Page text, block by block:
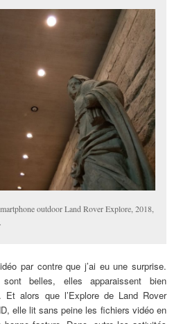
outdoor Land Rover Explore, 2018,
par contre que j’ai eu une surprise.
belles, elles apparaissent bien
Et alors que l’Explore de Land Rover
elle lit sans peine les fichiers vidéo en